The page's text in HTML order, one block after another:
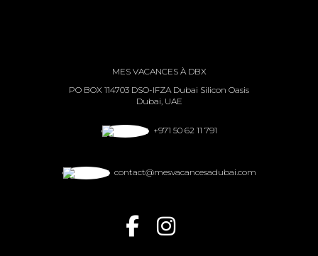
MES VACANCES À DBX
PO BOX 114703 DSO-IFZA Dubai Silicon Oasis
Dubai, UAE
+971 50 62 11 791
contact@mesvacancesadubai.com